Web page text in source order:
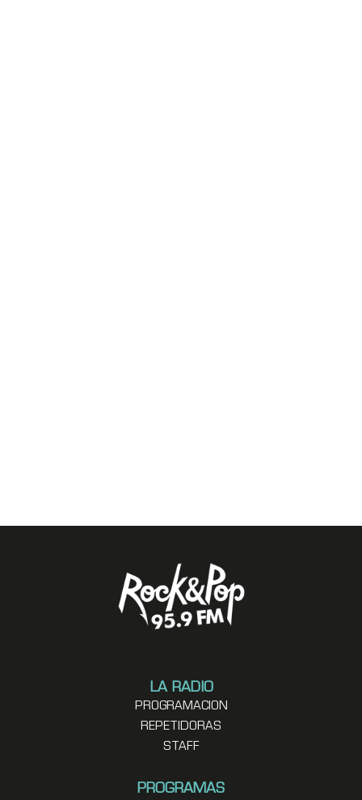
LA RADIO
PROGRAMACION
REPETIDORAS
STAFF
PROGRAMAS